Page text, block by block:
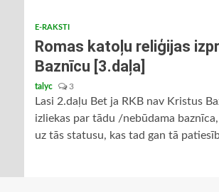
E-RAKSTI
Romas katoļu reliģijas
Baznīcu [3.daļa]
talyc 3
Lasi 2.daļu Bet ja RKB nav Kristus
izliekas par tādu /nebūdama
uz tās statusu, kas tad gan tā